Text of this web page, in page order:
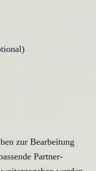
zur Bearbeitung
Partner-